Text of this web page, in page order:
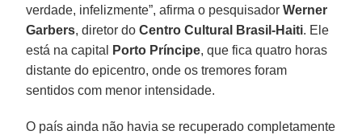
verdade, infelizmente”, afirma o pesquisadorWerner
Garbers, diretor doCentro Cultural Brasil-Haiti. Ele
está na capital
Porto Príncipe, que fica quatro horas
distante do epicentro, onde os tremores foram
sentidos com menor intensidade.
O país ainda não havia se recuperado completamente